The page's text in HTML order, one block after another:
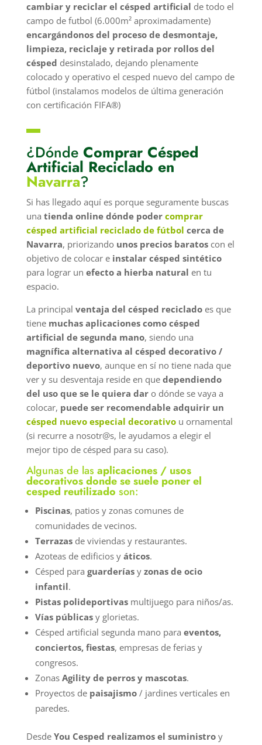
cambiar y reciclar el césped artificial de todo el
campo de futbol (6.000m² aproximadamente)
encargándonos del proceso de desmontaje,
limpieza, reciclaje y retirada por rollos del
césped desinstalado, dejando plenamente
colocado y operativo el cesped nuevo del campo de
fútbol (instalamos modelos de última generación
con certificación FIFA®)
▬
¿Dónde Comprar Césped
Artificial Reciclado en
Navarra?
Si has llegado aquí es porque seguramente buscas
una tienda online dónde poder comprar
césped artificial reciclado de fútbol cerca de
Navarra, priorizando unos precios baratoscon el
objetivo de colocar e instalar césped sintético
para lograr un efecto a hierba natural en tu
espacio.
La principal ventaja del césped recicladoes que
tiene muchas aplicaciones como césped
artificial de segunda mano, siendo una
magnífica alternativa al césped decorativo /
deportivo nuevo, aunque en sí no tiene nada que
ver y su desventaja reside en que dependiendo
del uso que se le quiera daro dónde se vaya a
colocar, puede ser recomendable adquirir un
césped nuevo especial decorativou ornamental
(si recurre a nosotr@s, le ayudamos a elegir el
mejor tipo de césped para su caso).
Algunas de las aplicaciones / usos
decorativos donde se suele poner el
cesped reutilizado son:
Piscinas, patios y zonas comunes de
comunidades de vecinos.
Terrazasde viviendas y restaurantes.
Azoteas de edificios y áticos.
Césped para guarderíasy zonas de ocio
infantil.
Pistas polideportivasmultijuego para niños/as.
Vías públicasy glorietas.
Césped artificial segunda mano para eventos,
conciertos, fiestas, empresas de ferias y
congresos.
Zonas Agility de perros y mascotas.
Proyectos de paisajismo/ jardines verticales en
paredes.
Desde You Cesped realizamos el suministroy